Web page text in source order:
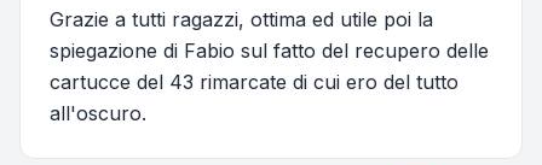
Grazie a tutti ragazzi, ottima ed utile poi la
spiegazione di Fabio sul fatto del recupero delle
cartucce del 43 rimarcate di cui ero del tutto
all'oscuro.